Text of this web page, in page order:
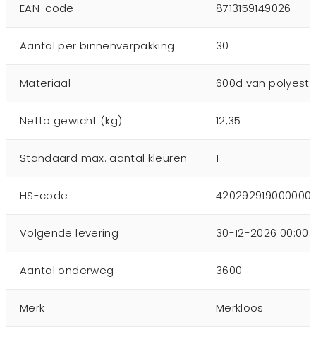
EAN-code 8713159149026
Aantal per binnenverpakking 30
Materiaal 600d van
Netto gewicht (kg) 12,35
Standaard max. aantal kleuren 1
HS-code
Volgende levering 30-12-2026
Aantal onderweg 3600
Merk Merkloos